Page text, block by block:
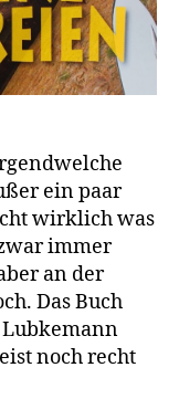
ein paar
wirklich was
immer
an der
Das Buch
noch recht